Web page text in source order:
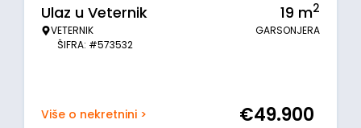
Ulaz u Veternik
VETERNIK
ŠIFRA: #573532
19 m2
GARSONJERA
Više o nekretnini > €49.900